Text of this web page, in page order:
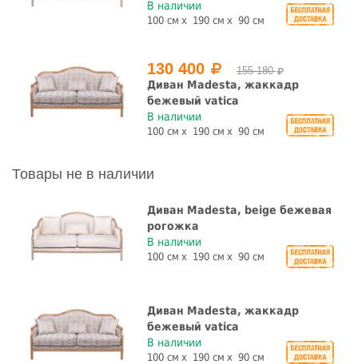
В наличии
100 см 190 см 90 см
130 400 155 180
Диван Madesta, жаккадр
бежевый vatica
В наличии
100 см 190 см 90 см
Товары не в наличии
Диван Madesta, beige бежевая
рогожка
В наличии
100 см 190 см 90 см
Диван Madesta, жаккадр
бежевый vatica
В наличии
100 см 190 см 90 см